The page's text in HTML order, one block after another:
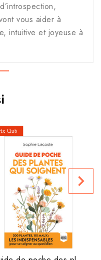
vous aider à
intuitive et joyeuse à
navigate_next